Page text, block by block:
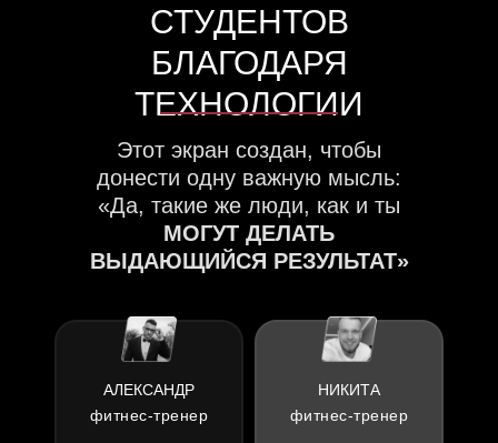
СТУДЕНТОВ
БЛАГОДАРЯ
ТЕХНОЛОГИИ
Этот экран создан, чтобы
донести одну важную мысль:
«Да, такие же люди, как и ты
МОГУТ ДЕЛАТЬ
ВЫДАЮЩИЙСЯ РЕЗУЛЬТАТ»
НИКИТА
фитнес-тренер
АЛЕКСАНДР
фитнес-тренер